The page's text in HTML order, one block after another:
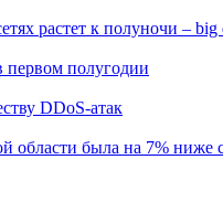
растет к полуночи – big
первом полугодии
DDoS-атак
области была на 7% ниже